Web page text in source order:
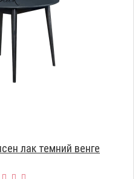
лак темний венге